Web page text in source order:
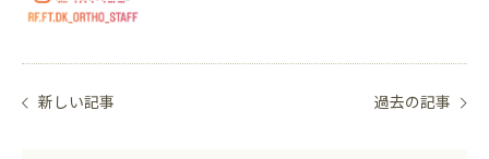
新しい記事 過去の記事